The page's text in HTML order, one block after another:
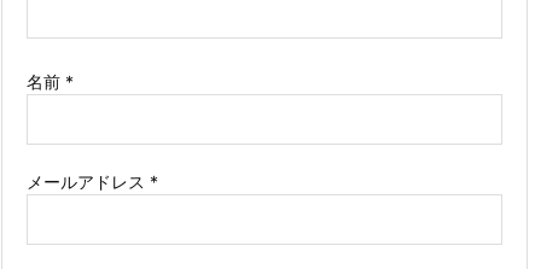
名前 *
メールアドレス *